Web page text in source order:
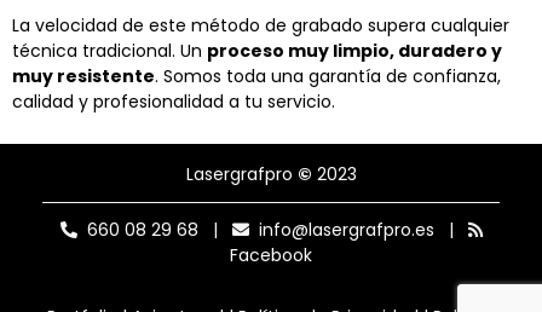
La velocidad de este método de grabado supera cualquier
técnica tradicional. Un proceso muy limpio, duradero y
muy resistente. Somos toda una garantía de confianza,
calidad y profesionalidad a tu servicio.
Lasergrafpro © 2023
660 08 29 68 | info@lasergrafpro.es |
Facebook